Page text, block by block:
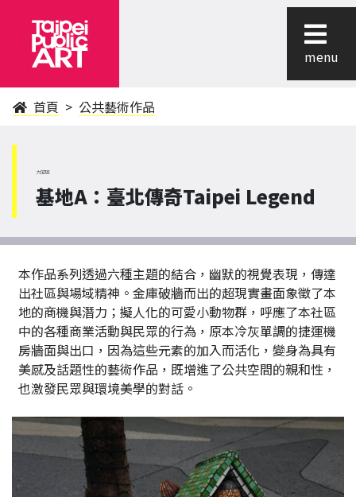
menu
首頁 公共藝術作品
大同區
基地A：臺北傳奇Taipei Legend
本作品系列透過六種主題的結合，幽默的視覺表現，傳達
出社區與場域精神。金庫破牆而出的超現實畫面象徵了本
地的商機與潛力；擬人化的可愛小動物群，呼應了本社區
中的各種商業活動與民眾的行為，原本冷灰單調的捷運機
房牆面與出口，因為這些元素的加入而活化，變身為具有
美感及話題性的藝術作品，既增進了公共空間的親和性，
也激發民眾與環境美學的對話。